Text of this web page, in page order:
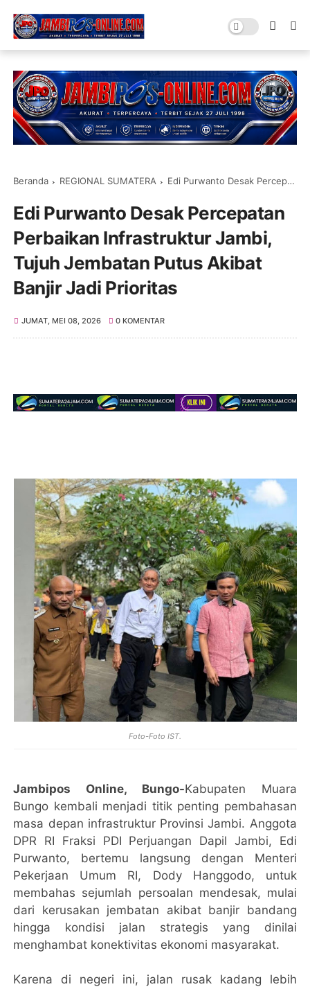
Beranda REGIONAL SUMATERA Edi Purwanto Desak Percepatan Perbaikan Infrastruktur Jambi, Tujuh Jembatan Putus Akibat Banjir Jadi Prioritas
Edi Purwanto Desak Percepatan
Perbaikan Infrastruktur Jambi,
Tujuh Jembatan Putus Akibat
Banjir Jadi Prioritas
JUMAT, MEI 08, 2026 0 KOMENTAR
Foto-Foto IST.
Jambipos Online, Bungo-Kabupaten Muara
Bungo kembali menjadi titik penting pembahasan
masa depan infrastruktur Provinsi Jambi. Anggota
DPR RI Fraksi PDI Perjuangan Dapil Jambi, Edi
Purwanto, bertemu langsung dengan Menteri
Pekerjaan Umum RI, Dody Hanggodo, untuk
membahas sejumlah persoalan mendesak, mulai
dari kerusakan jembatan akibat banjir bandang
hingga kondisi jalan strategis yang dinilai
menghambat konektivitas ekonomi masyarakat.
Karena di negeri ini, jalan rusak kadang lebih